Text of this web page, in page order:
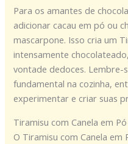
Para os amantes de
adicionar cacau em pó ou
mascarpone. Isso cria um
intensamente
vontade dedoces. Lembre-
fundamental na cozinha,
experimentar e criar suas
Tiramisu com Canela em
O Tiramisu com Canela